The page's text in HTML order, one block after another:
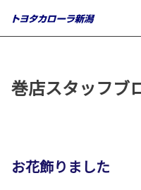
巻店スタッフブ
お花飾りました